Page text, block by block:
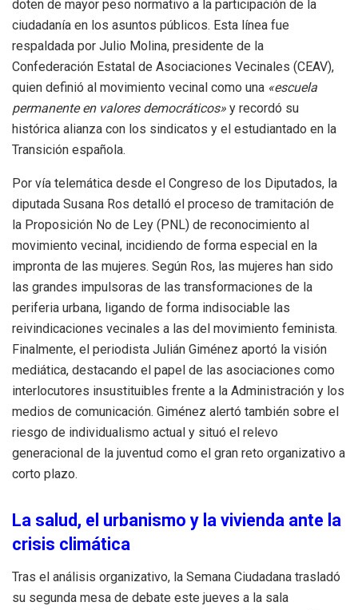
doten de mayor peso normativo a la participación de la
ciudadanía en los asuntos públicos. Esta línea fue
respaldada por Julio Molina, presidente de la
Confederación Estatal de Asociaciones Vecinales (CEAV),
quien definió al movimiento vecinal como una «escuela
permanente en valores democráticos» y recordó su
histórica alianza con los sindicatos y el estudiantado en la
Transición española.
Por vía telemática desde el Congreso de los Diputados, la
diputada Susana Ros detalló el proceso de tramitación de
la Proposición No de Ley (PNL) de reconocimiento al
movimiento vecinal, incidiendo de forma especial en la
impronta de las mujeres. Según Ros, las mujeres han sido
las grandes impulsoras de las transformaciones de la
periferia urbana, ligando de forma indisociable las
reivindicaciones vecinales a las del movimiento feminista.
Finalmente, el periodista Julián Giménez aportó la visión
mediática, destacando el papel de las asociaciones como
interlocutores insustituibles frente a la Administración y los
medios de comunicación. Giménez alertó también sobre el
riesgo de individualismo actual y situó el relevo
generacional de la juventud como el gran reto organizativo a
corto plazo.
La salud, el urbanismo y la vivienda ante la
crisis climática
Tras el análisis organizativo, la Semana Ciudadana trasladó
su segunda mesa de debate este jueves a la sala